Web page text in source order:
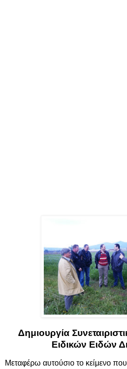
Δημιουργία
Ειδικών Ειδών
Μεταφέρω αυτούσιο το κείμενο